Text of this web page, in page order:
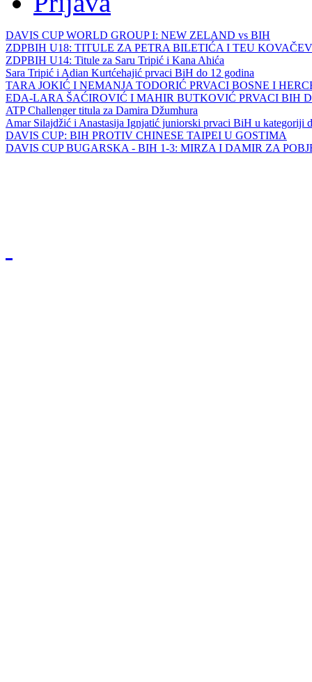
DAVIS CUP WORLD GROUP I: NEW ZELAND vs BIH
ZDPBIH U18: TITULE ZA PETRA BILETIĆA I TEU
ZDPBIH U14: Titule za Saru Tripić i Kana Ahića
Sara Tripić i Adian Kurtćehajić prvaci BiH do 12 godina
TARA JOKIĆ I NEMANJA TODORIĆ PRVACI BOSNE I
EDA-LARA ŠAĆIROVIĆ I MAHIR BUTKOVIĆ PRVACI BIH
ATP Challenger titula za Damira Džumhura
Amar Silajdžić i Anastasija Ignjatić juniorski prvaci BiH u kategoriji
DAVIS CUP: BIH PROTIV CHINESE TAIPEI U GOSTIMA
DAVIS CUP BUGARSKA - BIH 1-3: MIRZA I DAMIR ZA